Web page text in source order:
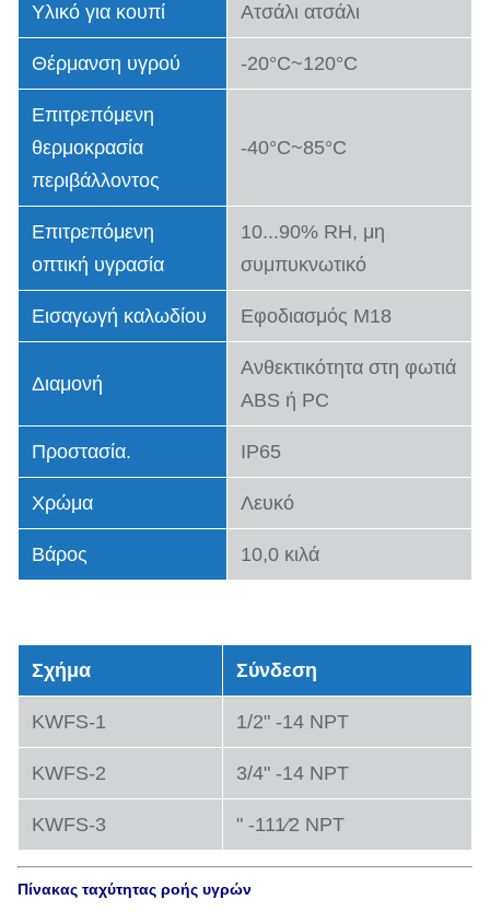
Υλικό για κουπί Ατσάλι ατσάλι
Θέρμανση υγρού -20°C~120°C
Επιτρεπόμενη
θερμοκρασία
περιβάλλοντος
-40°C~85°C
Επιτρεπόμενη
οπτική υγρασία
10...90% RH, μη
συμπυκνωτικό
Εισαγωγή καλωδίου Εφοδιασμός M18
Διαμονή
Ανθεκτικότητα στη φωτιά
ABS ή PC
Προστασία. IP65
Χρώμα Λευκό
Βάρος 10,0 κιλά
Σχήμα Σύνδεση
KWFS-1 1/2" -14 NPT
KWFS-2 3/4" -14 NPT
KWFS-3 " -111⁄2 NPT
Πίνακας ταχύτητας ροής υγρών